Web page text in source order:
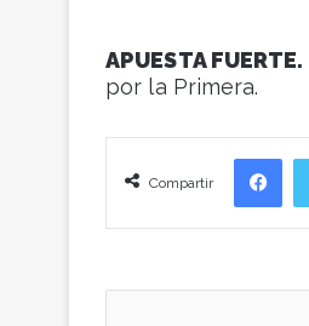
APUESTA FUERTE.
por la Primera.
Compartir
Facebook